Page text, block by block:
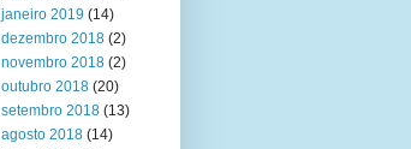
janeiro 2019 (14)
dezembro 2018 (2)
novembro 2018 (2)
outubro 2018 (20)
setembro 2018 (13)
agosto 2018 (14)